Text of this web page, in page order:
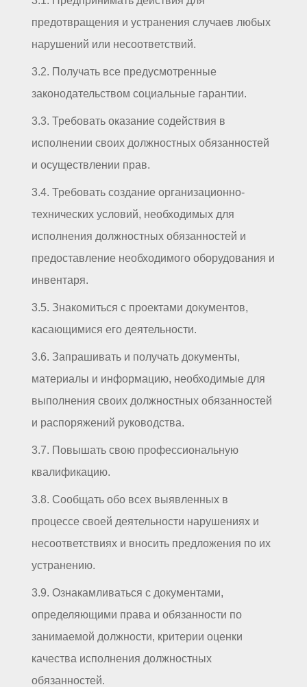
предотвращения и устранения случаев любых
нарушений или несоответствий.
3.2. Получать все предусмотренные
законодательством социальные гарантии.
3.3. Требовать оказание содействия в
исполнении своих должностных обязанностей
и осуществлении прав.
3.4. Требовать создание организационно-
технических условий, необходимых для
исполнения должностных обязанностей и
предоставление необходимого оборудования и
инвентаря.
3.5. Знакомиться с проектами документов,
касающимися его деятельности.
3.6. Запрашивать и получать документы,
материалы и информацию, необходимые для
выполнения своих должностных обязанностей
и распоряжений руководства.
3.7. Повышать свою профессиональную
квалификацию.
3.8. Сообщать обо всех выявленных в
процессе своей деятельности нарушениях и
несоответствиях и вносить предложения по их
устранению.
3.9. Ознакамливаться с документами,
определяющими права и обязанности по
занимаемой должности, критерии оценки
качества исполнения должностных
обязанностей.